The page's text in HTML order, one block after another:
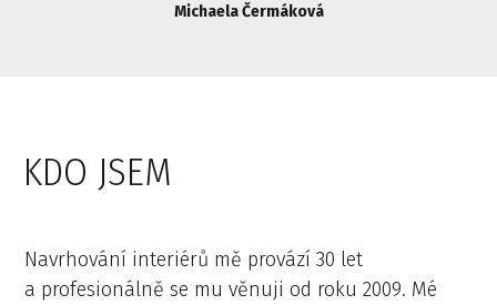
Michaela Čermáková
KDO JSEM
Navrhování interiérů mě provází 30 let
a profesionálně se mu věnuji od roku 2009. Mé